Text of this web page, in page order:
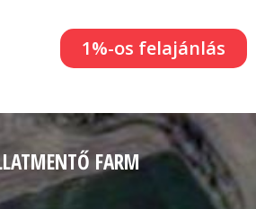
1%-os felajánlás
FARM